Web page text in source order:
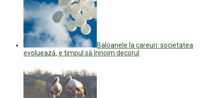
Baloanele la careuri: societatea
evoluează, e timpul să înnoim decorul